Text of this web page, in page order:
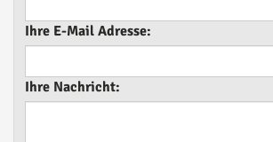
Ihre E-Mail Adresse:
Ihre Nachricht: